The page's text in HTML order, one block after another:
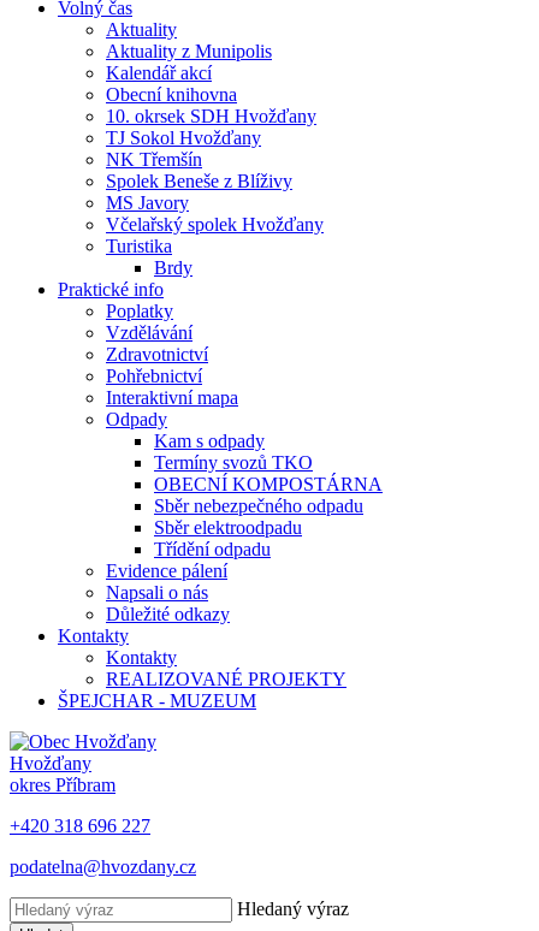
Volný čas
Aktuality
Aktuality z Munipolis
Kalendář akcí
Obecní knihovna
10. okrsek SDH Hvožďany
TJ Sokol Hvožďany
NK Třemšín
Spolek Beneše z Blíživy
MS Javory
Včelařský spolek Hvožďany
Turistika
Brdy
Praktické info
Poplatky
Vzdělávání
Zdravotnictví
Pohřebnictví
Interaktivní mapa
Odpady
Kam s odpady
Termíny svozů TKO
OBECNÍ KOMPOSTÁRNA
Sběr nebezpečného odpadu
Sběr elektroodpadu
Třídění odpadu
Evidence pálení
Napsali o nás
Důležité odkazy
Kontakty
Kontakty
REALIZOVANÉ PROJEKTY
ŠPEJCHAR - MUZEUM
Hvožďany
okres Příbram
+420 318 696 227
podatelna@hvozdany.cz
Hledaný výraz